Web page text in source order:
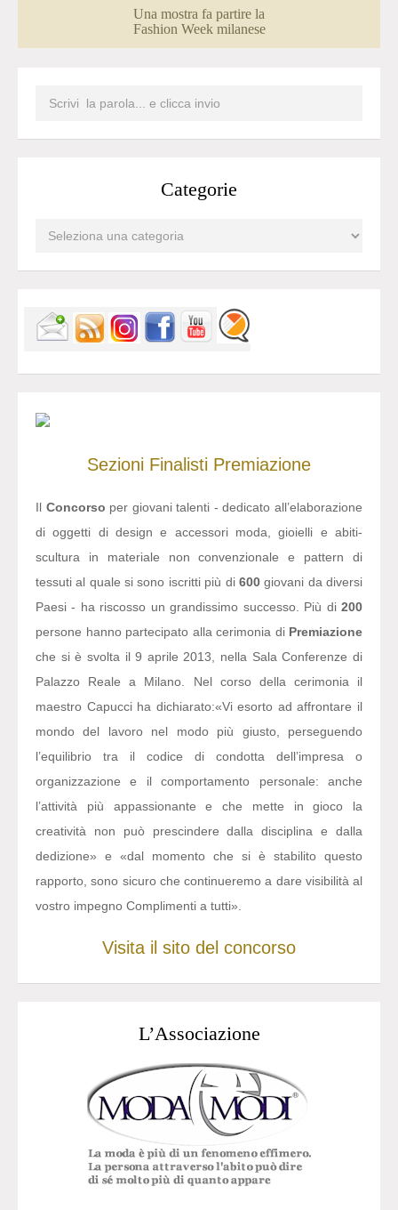
Una mostra fa partire la
Fashion Week milanese
Categorie
Sezioni Finalisti Premiazione
Il Concorso per giovani talenti - dedicato all’elaborazione
di oggetti di design e accessori moda, gioielli e abiti-
scultura in materiale non convenzionale e pattern di
tessuti al quale si sono iscritti più di 600giovani da diversi
Paesi - ha riscosso un grandissimo successo. Più di 200
persone hanno partecipato alla cerimonia di Premiazione
che si è svolta il 9 aprile 2013, nella Sala Conferenze di
Palazzo Reale a Milano. Nel corso della cerimonia il
maestro Capucci ha dichiarato:«Vi esorto ad affrontare il
mondo del lavoro nel modo più giusto, perseguendo
l’equilibrio tra il codice di condotta dell’impresa o
organizzazione e il comportamento personale: anche
l’attività più appassionante e che mette in gioco la
creatività non può prescindere dalla disciplina e dalla
dedizione» e «dal momento che si è stabilito questo
rapporto, sono sicuro che continueremo a dare visibilità al
vostro impegno Complimenti a tutti».
Visita il sito del concorso
L’Associazione